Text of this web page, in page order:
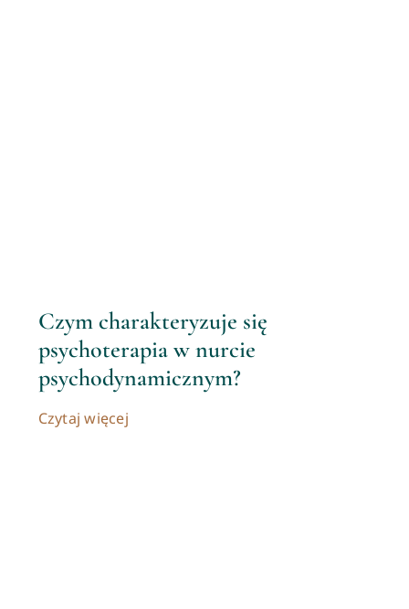
Czym charakteryzuje się
psychoterapia w nurcie
psychodynamicznym?
Czytaj więcej